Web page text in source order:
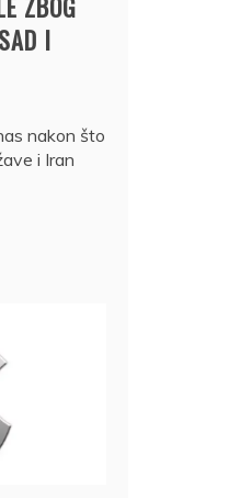
I
nakon što
i Iran